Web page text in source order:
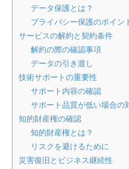
データ保護とは？
プライバシー保護のポイン
サービスの解約と契約条件
解約の際の確認事項
データの引き渡し
技術サポートの重要性
サポート内容の確認
サポート品質が低い場合の
知的財産権の確認
知的財産権とは？
リスクを避けるために
災害復旧とビジネス継続性